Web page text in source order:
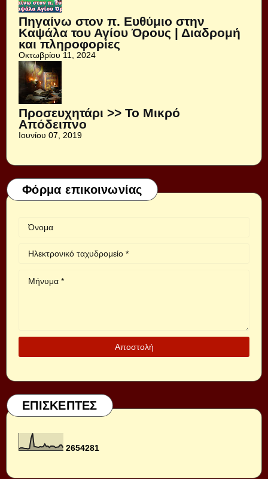
Πηγαίνω στον π. Ευθύμιο στην
Καψάλα του Αγίου Όρους | Διαδρομή
και πληροφορίες
Οκτωβρίου 11, 2024
Προσευχητάρι >> Το Μικρό
Απόδειπνο
Ιουνίου 07, 2019
Φόρμα επικοινωνίας
ΕΠΙΣΚΕΠΤΕΣ
2654281